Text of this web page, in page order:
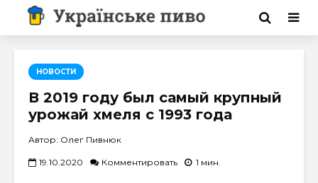
НОВОСТИ
В 2019 году был самый крупный
урожай хмеля с 1993 года
Автор: Олег Пивнюк
19.10.2020 Комментировать 1 мин.